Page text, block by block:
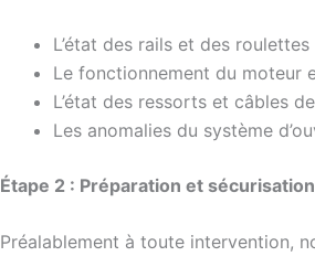
L’état des rails et des roulettes
Le fonctionnement du moteur
L’état des ressorts et câbles
Les anomalies du système
Étape 2 : Préparation et
Préalablement à toute intervention,